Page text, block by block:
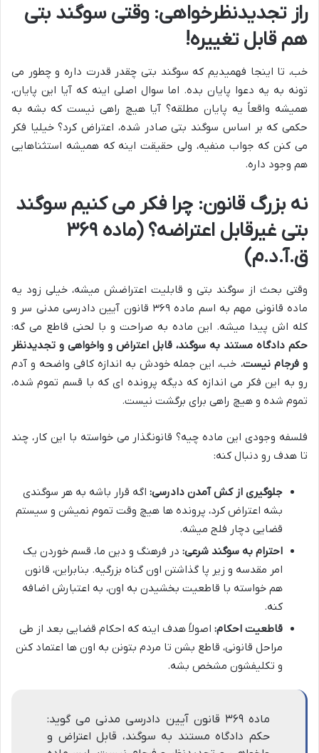
راز تجدیدنظرخواهی: وقتی سوگند بتی
هم قابل تغییره!
خب، تا اینجا فهمیدیم که سوگند بتی چقدر قدرت داره و چطور می
تونه به یه دعوا پایان بده. اما سوال اصلی اینه که آیا این پایان،
همیشه واقعاً یه پایان مطلقه؟ آیا هیچ راهی نیست که بشه به
حکمی که بر اساس سوگند بتی صادر شده، اعتراض کرد؟ خیلیا فکر
می کنن که جواب منفیه، ولی حقیقت اینه که همیشه استثناهایی
هم وجود داره.
نه بزرگ قانون: چرا فکر می کنیم سوگند
بتی غیرقابل اعتراضه؟ (ماده ۳۶۹
ق.آ.د.م)
وقتی بحث از سوگند بتی و قابلیت اعتراضش میشه، خیلی زود یه
ماده قانونی مهم به اسم ماده ۳۶۹ قانون آیین دادرسی مدنی سر و
کله اش پیدا میشه. این ماده به صراحت و با لحنی قاطع می گه:
حکم دادگاه مستند به سوگند، قابل اعتراض و واخواهی و تجدیدنظر
و فرجام نیست. خب، این جمله خودش به اندازه کافی واضحه و آدم
رو به این فکر می اندازه که دیگه پرونده ای که با قسم تموم شده،
تموم شده و هیچ راهی برای برگشت نیست.
فلسفه وجودی این ماده چیه؟ قانونگذار می خواسته با این کار، چند
تا هدف رو دنبال کنه:
جلوگیری از کش آمدن دادرسی: اگه قرار باشه به هر سوگندی
بشه اعتراض کرد، پرونده ها هیچ وقت تموم نمیشن و سیستم
قضایی دچار فلج میشه.
احترام به سوگند شرعی: در فرهنگ و دین ما، قسم خوردن یک
امر مقدسه و زیر پا گذاشتن اون گناه بزرگیه. بنابراین، قانون
هم خواسته با قاطعیت بخشیدن به اون، به اعتبارش اضافه
کنه.
قاطعیت احکام: اصولاً هدف اینه که احکام قضایی بعد از طی
مراحل قانونی، قاطع بشن تا مردم بتونن به اون ها اعتماد کنن
و تکلیفشون مشخص بشه.
ماده ۳۶۹ قانون آیین دادرسی مدنی می گوید:
حکم دادگاه مستند به سوگند، قابل اعتراض و